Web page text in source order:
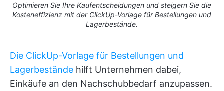
Optimieren Sie Ihre Kaufentscheidungen und steigern Sie die
Kosteneffizienz mit der ClickUp-Vorlage für Bestellungen und
Lagerbestände.
Die ClickUp-Vorlage für Bestellungen und
Lagerbestände hilft Unternehmen dabei,
Einkäufe an den Nachschubbedarf anzupassen.